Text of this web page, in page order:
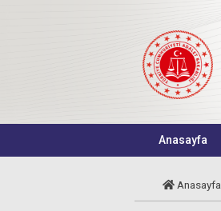
Anasayfa
Anasayfa